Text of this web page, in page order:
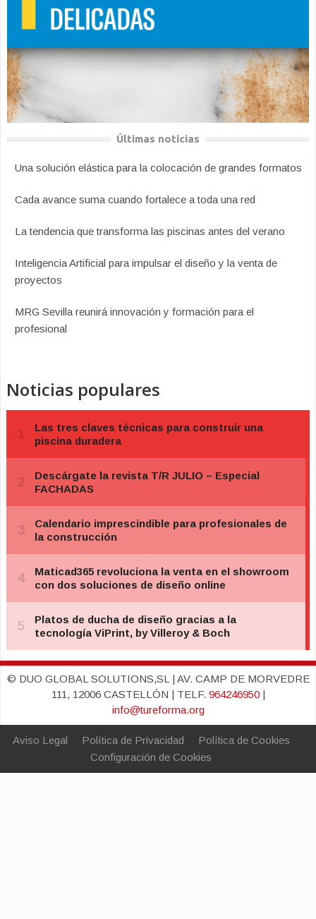
Últimas noticias
Una solución elástica para la colocación de grandes formatos
Cada avance suma cuando fortalece a toda una red
La tendencia que transforma las piscinas antes del verano
Inteligencia Artificial para impulsar el diseño y la venta de
proyectos
MRG Sevilla reunirá innovación y formación para el
profesional
Noticias populares
© DUO GLOBAL SOLUTIONS,SL | AV. CAMP DE MORVEDRE
111, 12006 CASTELLÓN | TELF. 964246950|
info@tureforma.org
Aviso Legal Política de Privacidad
Política de Cookies
Configuración de Cookies